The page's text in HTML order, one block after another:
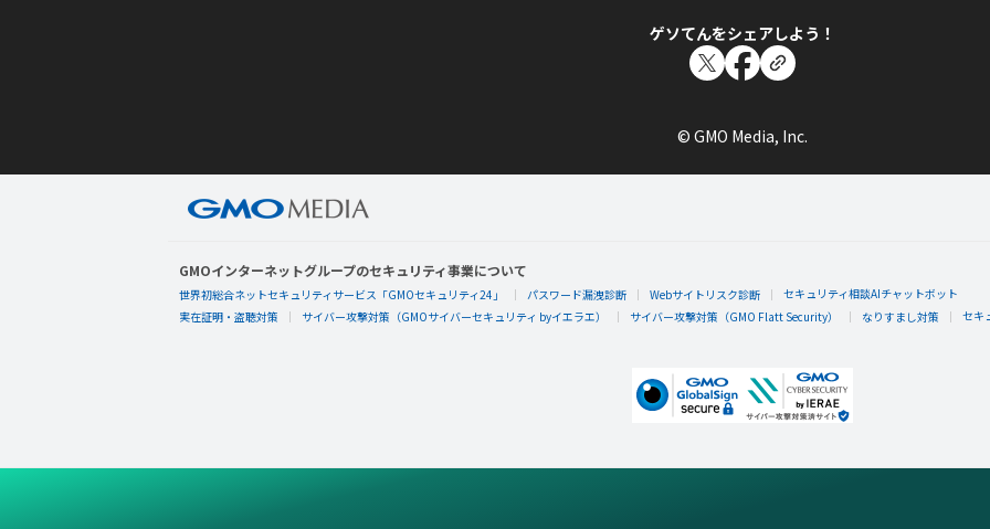
ゲソてんをシェアしよう！
© GMO Media, Inc.
GMOインターネットグループのセキュリティ事業について
世界初総合ネットセキュリティサービス「GMOセキュリティ24」 パスワード漏洩診断 Webサイトリスク診断
セキュリティ相談AIチャットボット
実在証明・盗聴対策
サイバー攻撃対策（GMOサイバーセキュリティ byイエラエ） サイバー攻撃対策（GMO Flatt Security） なりすまし対策 セキ